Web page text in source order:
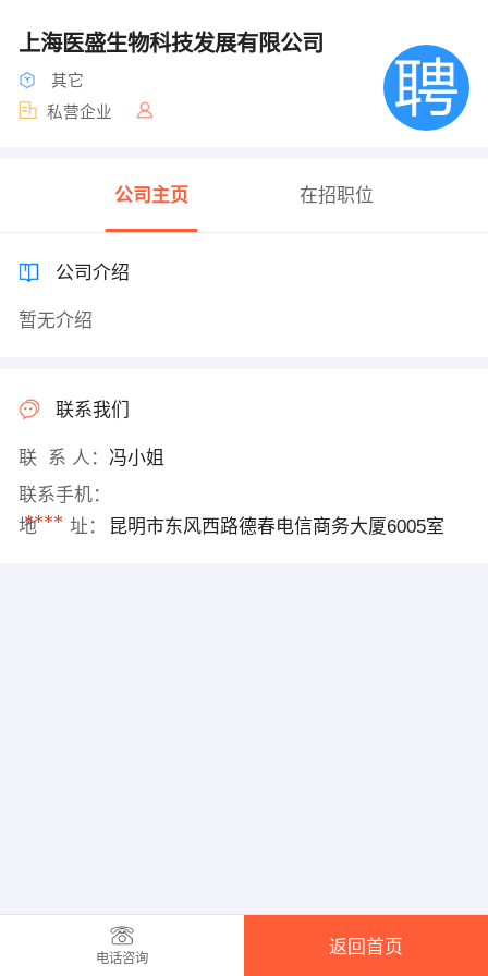
上海医盛生物科技发展有限公司
其它
私营企业
公司主页 在招职位
公司介绍
暂无介绍
联系我们
联 系 人： 冯小姐
联系手机：
****
地 址： 昆明市东风西路德春电信商务大厦6005室
电话咨询
返回首页